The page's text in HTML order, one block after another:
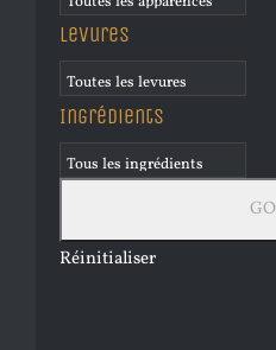
Levures
Ingrédients
Réinitialiser